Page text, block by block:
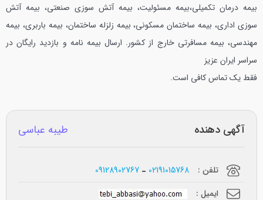
بیمه درمان تکمیلی،بیمه مسئولیت، بیمه آتش سوزی صنعتی، بیمه آتش
سوزی اداری، بیمه ساختمان مسکونی، بیمه زلزله ساختمان، بیمه باربری، بیمه
مهندسی، بیمه مسافرتی خارج از کشور. ارسال بیمه نامه و بازدید رایگان در
سراسر ایران عزیز
فقط یک تماس کافی است.
آگهی دهنده طیبه عباسی
تلفن : 02191015768
09128902767
ایمیل :